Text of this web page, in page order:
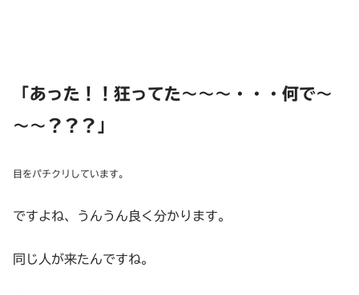
「あった！！狂ってた～～～・・・何で～
～～ ？？？ 」
目をパチクリしています。
ですよね、うんうん良く分かります。
同じ人が来たんですね。